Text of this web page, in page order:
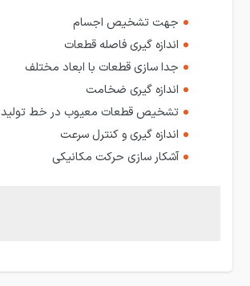
جهت تشخیص اجسام
اندازه گیری فاصله قطعات
جدا سازی قطعات با ابعاد مختلف
اندازه گیری ضخامت
تشخیص قطعات معیوب در خط تولید
اندازه گیری و کنترل سرعت
آشکار سازی حرکت مکانیکی